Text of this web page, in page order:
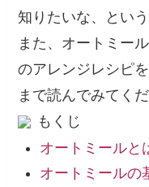
知りたいな、とい
また、オートミー
のアレンジレシピ
まで読んでみてくだ
もくじ
オートミールと
オートミールの